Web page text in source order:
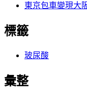
東京包車變現大
標籤
玻尿酸
彙整